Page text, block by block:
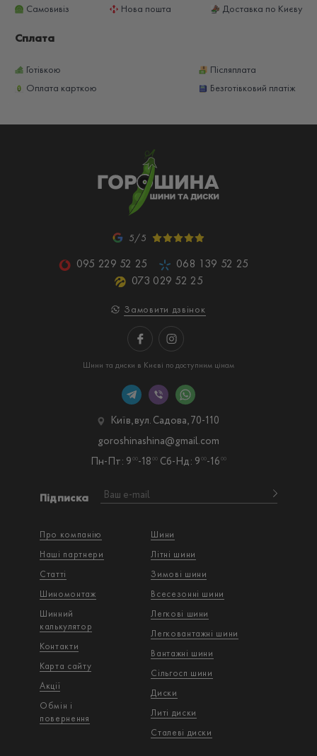
Самовивіз Нова пошта Доставка по Києву
Сплата
Готівкою
Післяплата
Оплата карткою
Безготівковий платіж
5/5
095 229 52 25
068 139 52 25
073 029 52 25
Замовити дзвінок
Шини та диски в Києві по доступним цінам
Про компанію
Наші партнери
Статті
Шиномонтаж
Шинний
калькулятор
Контакти
Карта сайту
Акції
Обмін і
повернення
Шини
Літні шини
Зимові шини
Всесезонні шини
Легкові шини
Легковантажнi шини
Вантажнi шини
Сільгосп шини
Диски
Литі диски
Сталеві диски
Підписка
Київ, вул. Садова, 70-110
Пн-Пт: 9 00-18 00 Сб-Нд: 9 00-16 00
goroshinashina@gmail.com